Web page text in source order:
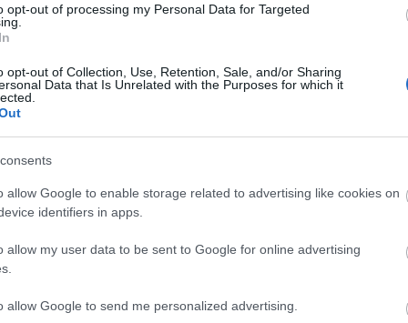
opt-out of processing my Personal Data for Targeted
opt-out of Collection, Use, Retention, Sale, and/or Sharing
Data that Is Unrelated with the Purposes for which it
allow Google to enable storage related to advertising like cookies on
identifiers in apps.
allow my user data to be sent to Google for online advertising
allow Google to send me personalized advertising.
θα βρουν τον αληθινό έρωτα μέσα στον
– Και τίποτα δεν θα είναι ίδιο
ένα από τα βασικά
αυτών των ζωδίων